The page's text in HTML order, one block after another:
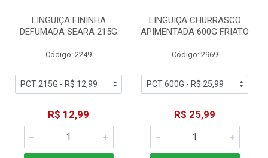
LINGUIÇA FININHA
DEFUMADA SEARA 215G
Código: 2249
R$ 12,99
LINGUIÇA CHURRASCO
APIMENTADA 600G FRIATO
Código: 2969
R$ 25,99